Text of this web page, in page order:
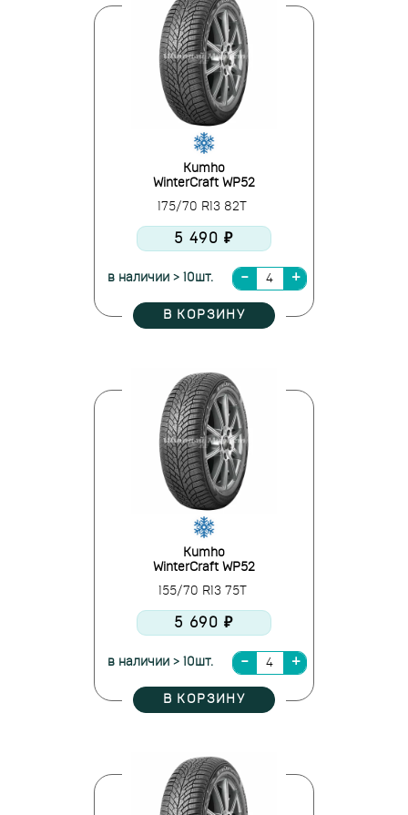
Kumho
WinterCraft WP52
175/70 R13 82T
5 490 ₽
в наличии > 10шт.
В КОРЗИНУ
Kumho
WinterCraft WP52
155/70 R13 75T
5 690 ₽
в наличии > 10шт.
В КОРЗИНУ